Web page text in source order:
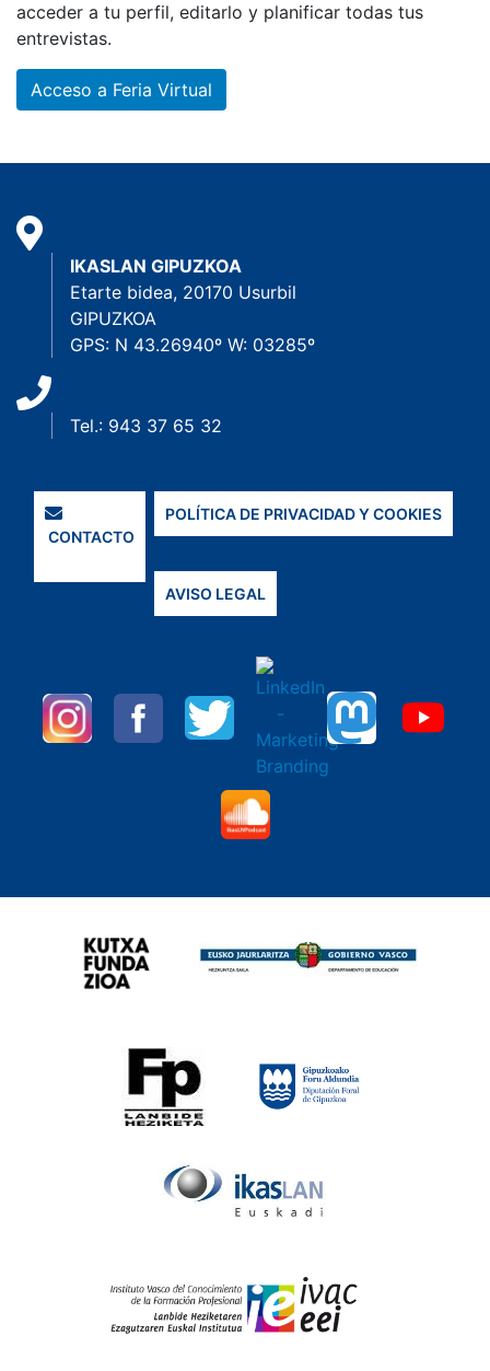
acceder a tu perfil, editarlo y planificar todas tus
entrevistas.
Acceso a Feria Virtual
IKASLAN GIPUZKOA
Etarte bidea, 20170 Usurbil
GIPUZKOA
GPS: N 43.26940º W: 03285º
Tel.: 943 37 65 32
CONTACTO
POLÍTICA DE PRIVACIDAD Y COOKIES
AVISO LEGAL